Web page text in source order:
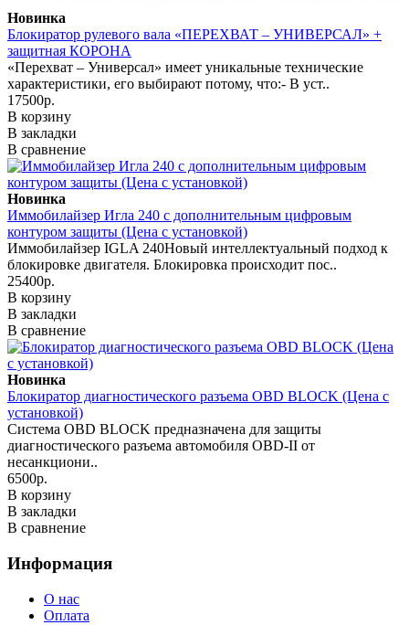
Новинка
Блокиратор рулевого вала «ПЕРЕХВАТ – УНИВЕРСАЛ» +
защитная КОРОНА
«Перехват – Универсал» имеет уникальные технические
характеристики, его выбирают потому, что:- В уст..
17500р.
В корзину
В закладки
В сравнение
Новинка
Иммобилайзер Игла 240 с дополнительным цифровым
контуром защиты (Цена с установкой)
Иммобилайзер IGLA 240Новый интеллектуальный подход к
блокировке двигателя. Блокировка происходит пос..
25400р.
В корзину
В закладки
В сравнение
Новинка
Блокиратор диагностического разъема OBD BLOCK (Цена с
установкой)
Система OBD BLOCK предназначена для защиты
диагностического разъема автомобиля OBD-II от
несанкциони..
6500р.
В корзину
В закладки
В сравнение
Информация
О нас
Оплата